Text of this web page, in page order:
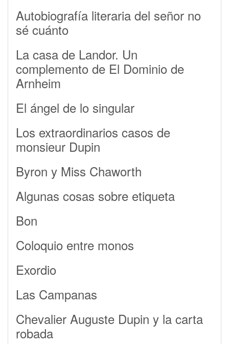
Autobiografía literaria del señor no
sé cuánto
La casa de Landor. Un
complemento de El Dominio de
Arnheim
El ángel de lo singular
Los extraordinarios casos de
monsieur Dupin
Byron y Miss Chaworth
Algunas cosas sobre etiqueta
Bon
Coloquio entre monos
Exordio
Las Campanas
Chevalier Auguste Dupin y la carta
robada